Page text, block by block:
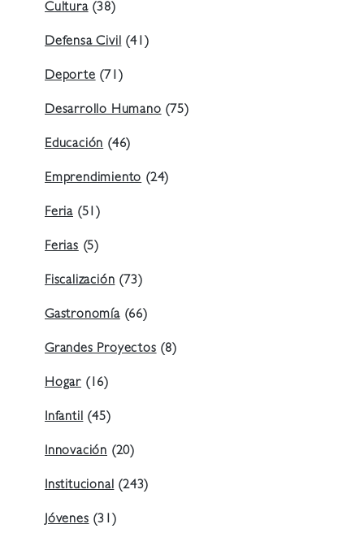
Cultura(38)
Defensa Civil (41)
Deporte (71)
Desarrollo Humano (75)
Educación (46)
Emprendimiento (24)
Feria (51)
Ferias (5)
Fiscalización (73)
Gastronomía(66)
Grandes Proyectos (8)
Hogar (16)
Infantil (45)
Innovación (20)
Institucional (243)
Jóvenes (31)